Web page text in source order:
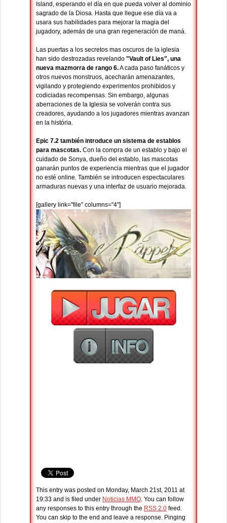
Island, esperando el día en que pueda volver al dominio
sagrado de la Diosa. Hasta que llegue ese día va a
usara sus habilidades para mejorar la magia del
jugadory, además de una gran regeneración de maná.
Las puertas a los secretos mas oscuros de la iglesia
han sido destrozadas revelando "Vault of Lies", una
nueva mazmorra de rango 6.A cada paso fanáticos y
otros nuevos monstruos, acecharán amenazantes,
vigilando y protegiendo experimentos prohibidos y
codiciadas recompensas. Sin embargo, algunas
aberraciones de la Iglesia se volverán contra sus
creadores, ayudando a los jugadores mientras avanzan
en la história.
Epic 7.2 también introduce un sistema de establos
para mascotas. Con la compra de un establo y bajo el
cuidado de Sonya, dueño del establo, las mascotas
ganarán puntos de experiencia mientras que el jugador
no esté online. También se introducen espectaculares
armaduras nuevas y una interfaz de usuario mejorada.
[gallery link="file" columns="4"]
This entry was posted on Monday, March 21st, 2011 at
19:33 and is filed under Noticias MMO. You can follow
any responses to this entry through the RSS 2.0 feed.
You can skip to the end and leave a response. Pinging